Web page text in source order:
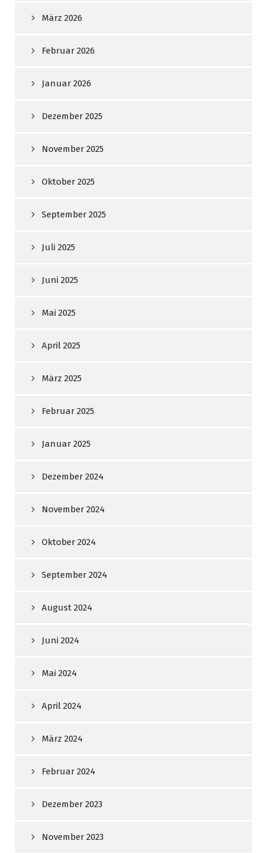
März 2026
Februar 2026
Januar 2026
Dezember 2025
November 2025
Oktober 2025
September 2025
Juli 2025
Juni 2025
Mai 2025
April 2025
März 2025
Februar 2025
Januar 2025
Dezember 2024
November 2024
Oktober 2024
September 2024
August 2024
Juni 2024
Mai 2024
April 2024
März 2024
Februar 2024
Dezember 2023
November 2023